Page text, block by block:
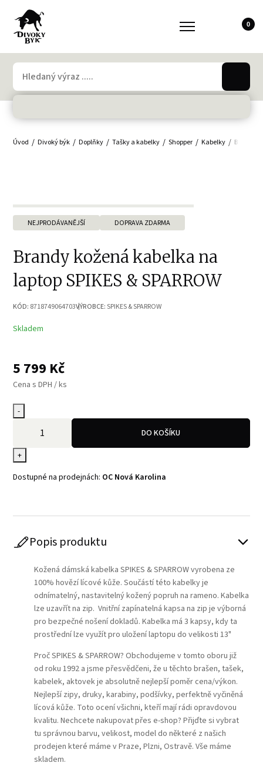
0
Úvod Divoký býk Doplňky Tašky a kabelky Shopper Kabelky Brandy
NEJPRODÁVANĚJŠÍ DOPRAVA ZDARMA
Brandy kožená kabelka na
laptop SPIKES & SPARROW
KÓD: 8718749064703VÝROBCE: SPIKES & SPARROW
Skladem
5 799 Kč
Cena s DPH / ks
-
+
DO KOŠÍKU
Dostupné na prodejnách: OC Nová Karolina
Popis produktu
Kožená dámská kabelka SPIKES & SPARROW vyrobena ze
100% hovězí lícové kůže. Součástí této kabelky je
odnímatelný, nastavitelný kožený popruh na rameno. Kabelka
lze uzavřít na zip. Vnitřní zapínatelná kapsa na zip je výborná
pro bezpečné nošení dokladů. Kabelka má 3 kapsy, kdy ta
prostřední lze využít pro uložení laptopu do velikosti 13"
Proč SPIKES & SPARROW? Obchodujeme v tomto oboru již
od roku 1992 a jsme přesvědčeni, že u těchto brašen, tašek,
kabelek, aktovek je absolutně nejlepší poměr cena/výkon.
Nejlepší zipy, druky, karabiny, podšívky, perfektně vyčiněná
lícová kůže. Toto ocení všichni, kteří mají rádi opravdovou
kvalitu. Nechcete nakupovat přes e-shop? Přijďte si vybrat
tu správnou barvu, velikost, model do některé z našich
prodejen které máme v Praze, Plzni, Ostravě. Vše máme
skladem.